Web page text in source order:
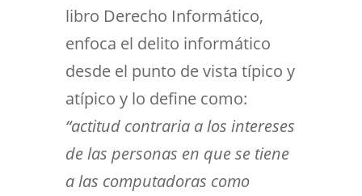
libro Derecho Informático,
enfoca el delito informático
desde el punto de vista típico y
atípico y lo define como:
“actitud contraria a los intereses
de las personas en que se tiene
a las computadoras como